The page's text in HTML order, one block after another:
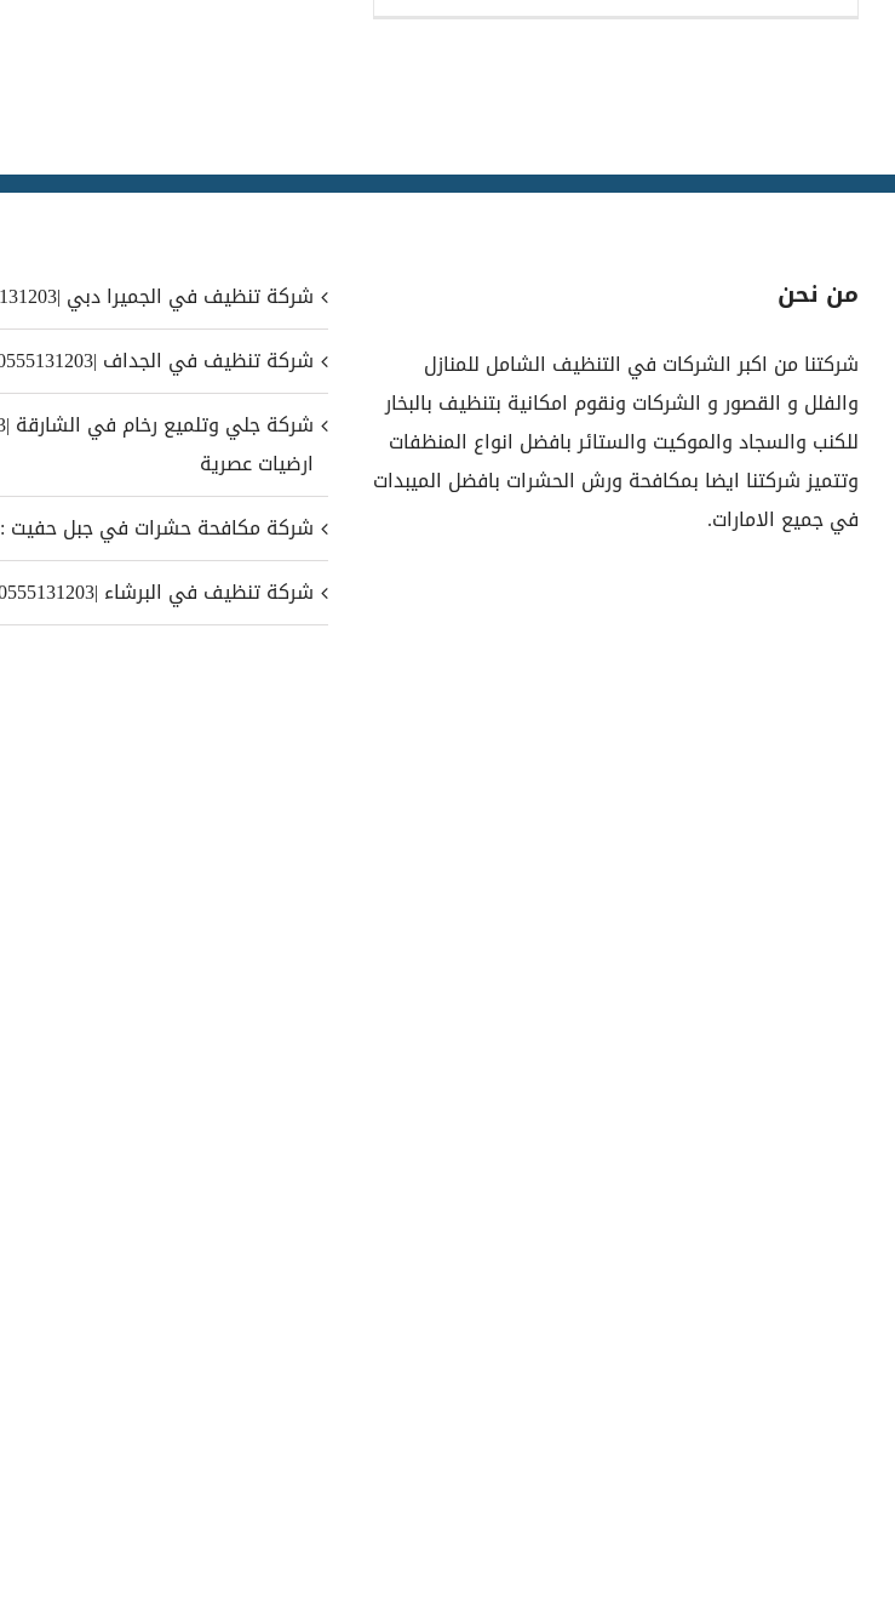
من نحن
شركتنا من اكبر الشركات في التنظيف الشامل للمنازل
والفلل و القصور و الشركات ونقوم امكانية بتنظيف بالبخار
للكنب والسجاد والموكيت والستائر بافضل انواع المنظفات
وتتميز شركتنا ايضا بمكافحة ورش الحشرات بافضل الميبدات
في جميع الامارات.
شركة تنظيف في الجميرا دبي |0555131203| فلل ومنازل
شركة تنظيف في الجداف |0555131203
ارضيات عصرية
شركة مكافحة حشرات في جبل حفيت : 0555131203
شركة تنظيف في البرشاء |0555131203